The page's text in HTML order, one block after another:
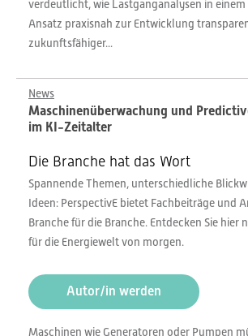
verdeutlicht, wie Lastganganalysen in
Ansatz praxisnah zur Entwicklung
zukunftsfähiger...
News
Maschinenüberwachung und
im KI-Zeitalter
Die Branche hat das Wort
Spannende Themen, unterschiedliche
Ideen: PerspectivE bietet Fachbeiträge und
Branche für die Branche. Entdecken Sie hier
für die Energiewelt von morgen.
Autor/in werden
Maschinen wie Generatoren oder Pumpen